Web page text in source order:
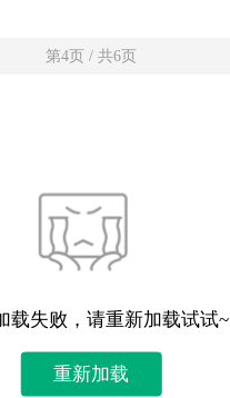
第4页 / 共6页
载失败，请重新加载试试~
重新加载